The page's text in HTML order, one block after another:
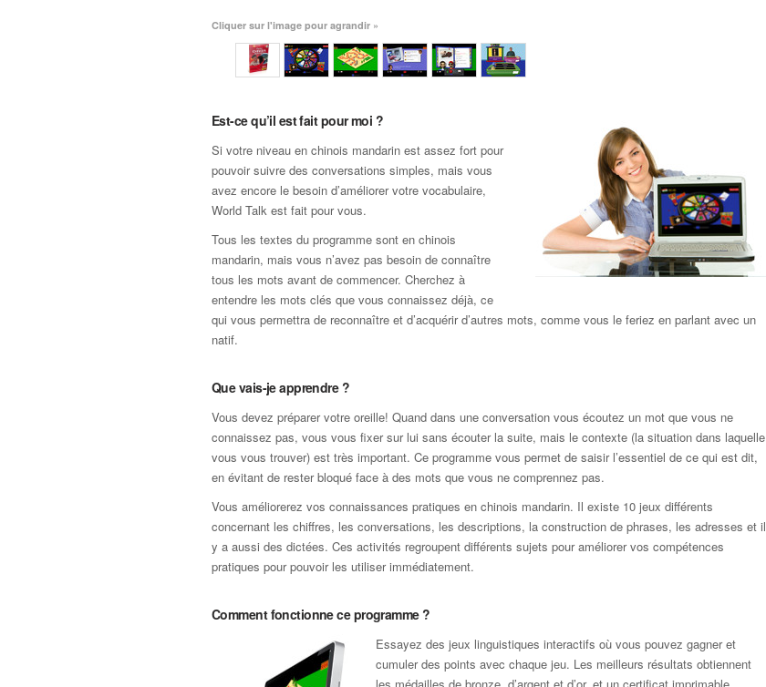
Cliquer sur l'image pour agrandir »
Est-ce qu’il est fait pour moi ?
Si votre niveau en chinois mandarin est assez fort pour
pouvoir suivre des conversations simples, mais vous
avez encore le besoin d’améliorer votre vocabulaire,
World Talk est fait pour vous.
Tous les textes du programme sont en chinois
mandarin, mais vous n’avez pas besoin de connaître
tous les mots avant de commencer. Cherchez à
entendre les mots clés que vous connaissez déjà, ce
qui vous permettra de reconnaître et d’acquérir d’autres mots, comme vous le feriez en parlant avec un
natif.
Que vais-je apprendre ?
Vous devez préparer votre oreille! Quand dans une conversation vous écoutez un mot que vous ne
connaissez pas, vous vous fixer sur lui sans écouter la suite, mais le contexte (la situation dans laquelle
vous vous trouver) est très important. Ce programme vous permet de saisir l’essentiel de ce qui est dit,
en évitant de rester bloqué face à des mots que vous ne comprennez pas.
Vous améliorerez vos connaissances pratiques en chinois mandarin. Il existe 10 jeux différents
concernant les chiffres, les conversations, les descriptions, la construction de phrases, les adresses et il
y a aussi des dictées. Ces activités regroupent différents sujets pour améliorer vos compétences
pratiques pour pouvoir les utiliser immédiatement.
Comment fonctionne ce programme ?
Essayez des jeux linguistiques interactifs où vous pouvez gagner et
cumuler des points avec chaque jeu. Les meilleurs résultats obtiennent